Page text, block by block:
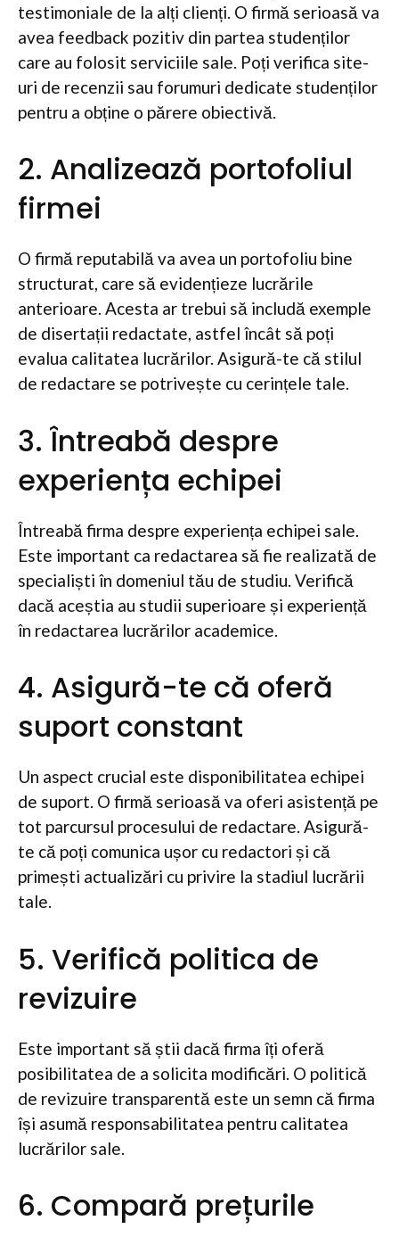
testimoniale de la alți clienți. O firmă serioasă va
avea feedback pozitiv din partea studenților
care au folosit serviciile sale. Poți verifica site-
uri de recenzii sau forumuri dedicate studenților
pentru a obține o părere obiectivă.
2. Analizează portofoliul
firmei
O firmă reputabilă va avea un portofoliu bine
structurat, care să evidențieze lucrările
anterioare. Acesta ar trebui să includă exemple
de disertații redactate, astfel încât să poți
evalua calitatea lucrărilor. Asigură-te că stilul
de redactare se potrivește cu cerințele tale.
3. Întreabă despre
experiența echipei
Întreabă firma despre experiența echipei sale.
Este important ca redactarea să fie realizată de
specialiști în domeniul tău de studiu. Verifică
dacă aceștia au studii superioare și experiență
în redactarea lucrărilor academice.
4. Asigură-te că oferă
suport constant
Un aspect crucial este disponibilitatea echipei
de suport. O firmă serioasă va oferi asistență pe
tot parcursul procesului de redactare. Asigură-
te că poți comunica ușor cu redactori și că
primești actualizări cu privire la stadiul lucrării
tale.
5. Verifică politica de
revizuire
Este important să știi dacă firma îți oferă
posibilitatea de a solicita modificări. O politică
de revizuire transparentă este un semn că firma
își asumă responsabilitatea pentru calitatea
lucrărilor sale.
6. Compară prețurile